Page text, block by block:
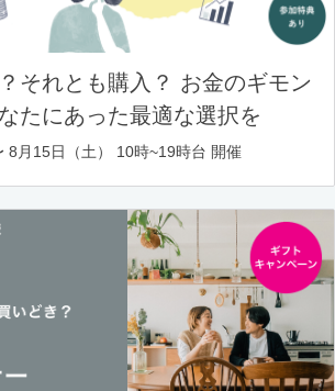
それとも購入？ お金のギモン
たにあった最適な選択を
8月15日（土） 10時~19時台 開催